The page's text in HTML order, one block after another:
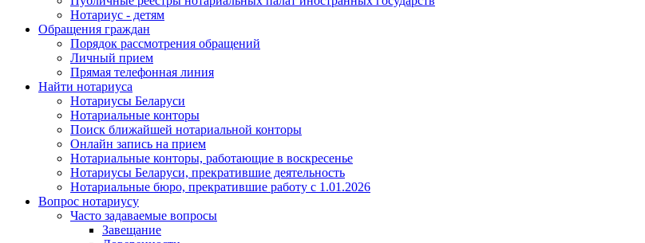
Нотариус - детям
Обращения граждан
Порядок рассмотрения обращений
Личный прием
Прямая телефонная линия
Найти нотариуса
Нотариусы Беларуси
Нотариальные конторы
Поиск ближайшей нотариальной конторы
Онлайн запись на прием
Нотариальные конторы, работающие в воскресенье
Нотариусы Беларуси, прекратившие деятельность
Нотариальные бюро, прекратившие работу с 1.01.2026
Вопрос нотариусу
Часто задаваемые вопросы
Завещание